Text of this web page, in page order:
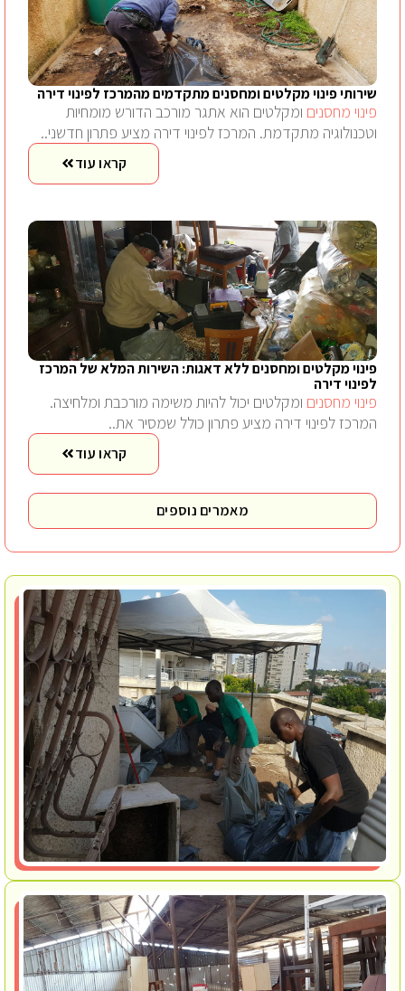
שירותי פינוי מקלטים ומחסנים מתקדמים מהמרכז לפינוי דירה
פינוי מחסנים ומקלטים הוא אתגר מורכב הדורש מומחיות
וטכנולוגיה מתקדמת. המרכז לפינוי דירה מציע פתרון חדשני..
קראו עוד
פינוי מקלטים ומחסנים ללא דאגות: השירות המלא של המרכז
לפינוי דירה
פינוי מחסנים ומקלטים יכול להיות משימה מורכבת ומלחיצה.
המרכז לפינוי דירה מציע פתרון כולל שמסיר את..
קראו עוד
מאמרים נוספים